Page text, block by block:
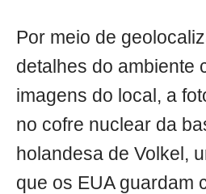
Por meio de
detalhes do ambiente
imagens do local, a
no cofre nuclear da
holandesa de Volkel,
que os EUA guardam